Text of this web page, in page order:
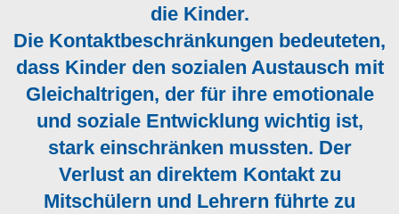
die Kinder.
Die Kontaktbeschränkungen bedeuteten,
dass Kinder den sozialen Austausch mit
Gleichaltrigen, der für ihre emotionale
und soziale Entwicklung wichtig ist,
stark einschränken mussten. Der
Verlust an direktem Kontakt zu
Mitschülern und Lehrern führte zu